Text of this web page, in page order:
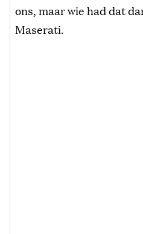
ons, maar wie had dat
Maserati.